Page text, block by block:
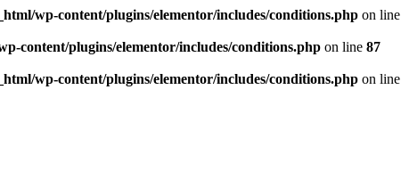
wp-content/plugins/elementor/includes/conditions.php on line
content/plugins/elementor/includes/conditions.php on line 87
wp-content/plugins/elementor/includes/conditions.php on line